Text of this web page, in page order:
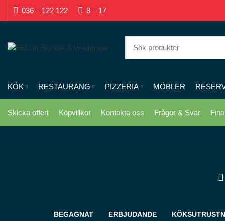
036 – 122 122 8 – 17
KÖK RESTAURANG PIZZERIA MÖBLER
Skicka offert Köpvillkor Kontakta oss Frågor & Svar
BEGAGNAT
ERBJUDANDE